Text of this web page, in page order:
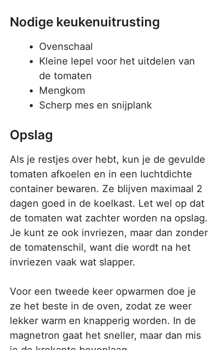
Nodige keukenuitrusting
Ovenschaal
Kleine lepel voor het uitdelen van
de tomaten
Mengkom
Scherp mes en snijplank
Opslag
Als je restjes over hebt, kun je de gevulde
tomaten afkoelen en in een luchtdichte
container bewaren. Ze blijven maximaal 2
dagen goed in de koelkast. Let wel op dat
de tomaten wat zachter worden na opslag.
Je kunt ze ook invriezen, maar dan zonder
de tomatenschil, want die wordt na het
invriezen vaak wat slapper.
Voor een tweede keer opwarmen doe je
ze het beste in de oven, zodat ze weer
lekker warm en knapperig worden. In de
magnetron gaat het sneller, maar dan mis